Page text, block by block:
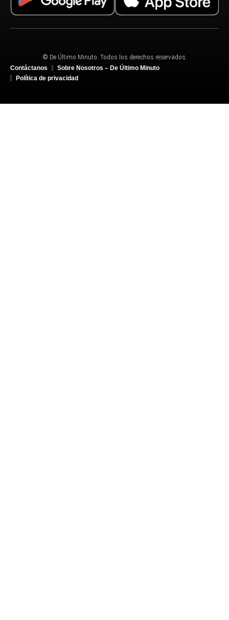
© De Último Minuto. Todos los derechos reservados.
Contáctanos
Sobre Nosotros – De Último Minuto
Política de privacidad